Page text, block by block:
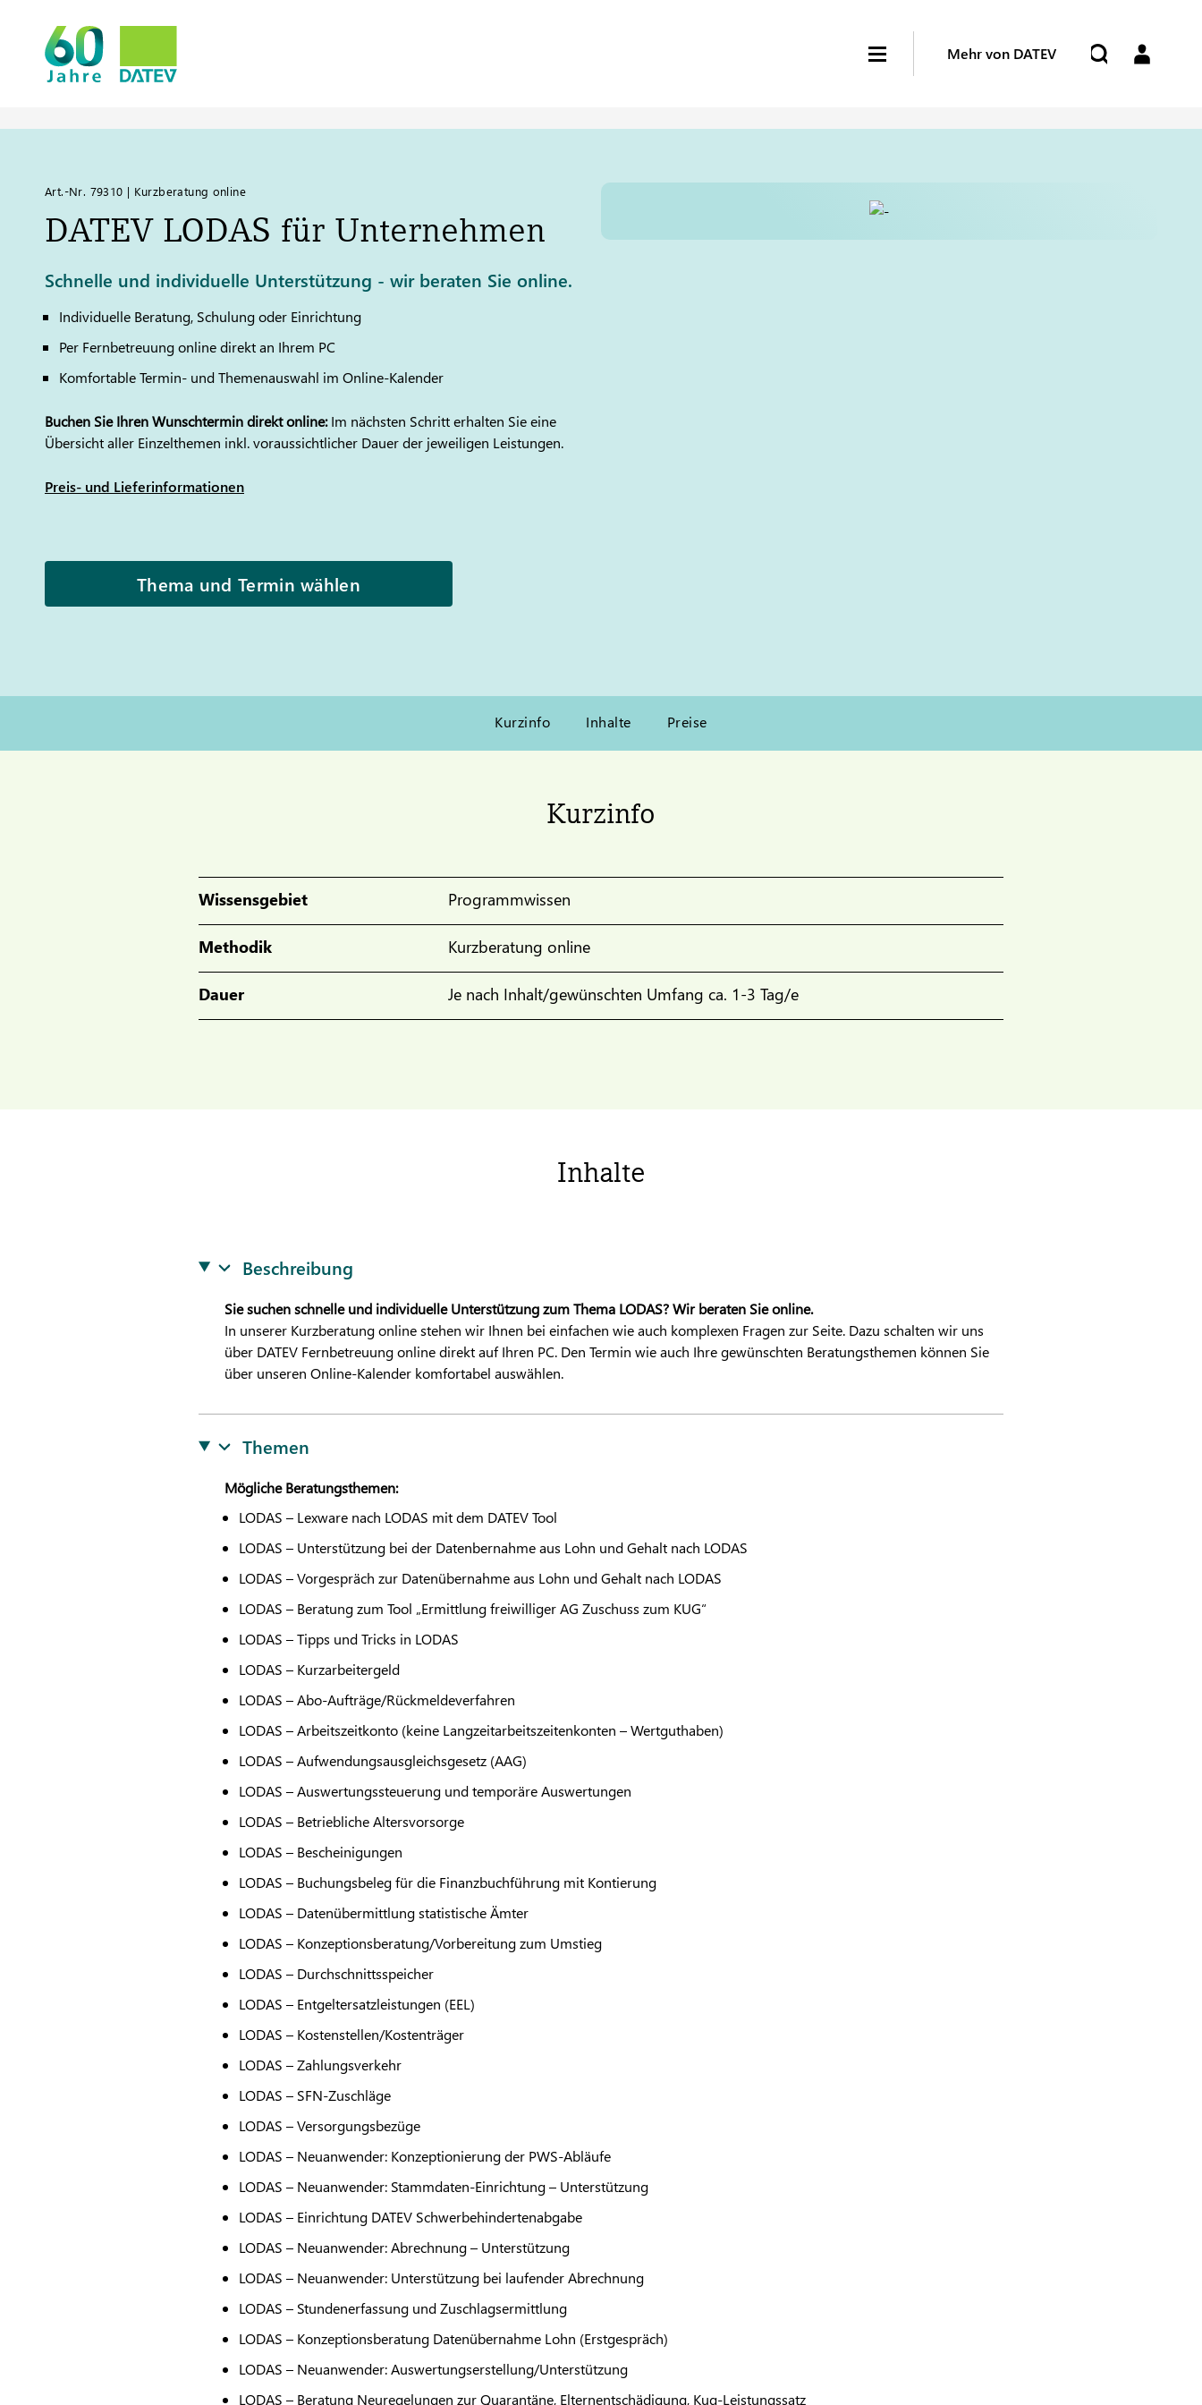
Mehr von DATEV
Art.-Nr. 79310 | Kurzberatung online
DATEV LODAS für Unternehmen
Schnelle und individuelle Unterstützung - wir beraten Sie online.
Individuelle Beratung, Schulung oder Einrichtung
Per Fernbetreuung online direkt an Ihrem PC
Komfortable Termin- und Themenauswahl im Online-Kalender
Buchen Sie Ihren Wunschtermin direkt online:Im nächsten Schritt erhalten Sie eine
Übersicht aller Einzelthemen inkl. voraussichtlicher Dauer der jeweiligen Leistungen.
Preis- und Lieferinformationen
Thema und Termin wählen
Kurzinfo Inhalte Preise
Kurzinfo
Wissensgebiet Programmwissen
Methodik Kurzberatung online
Dauer Je nach Inhalt/gewünschten Umfang ca. 1-3 Tag/e
Inhalte
Beschreibung
Sie suchen schnelle und individuelle Unterstützung zum Thema LODAS? Wir beraten Sie online.
In unserer Kurzberatung online stehen wir Ihnen bei einfachen wie auch komplexen Fragen zur Seite. Dazu schalten wir uns
über DATEVFernbetreuung online direkt auf Ihren PC. Den Termin wie auch Ihre gewünschten Beratungsthemen können Sie
über unseren Online-Kalender komfortabel auswählen.
Themen
Mögliche Beratungsthemen:
LODAS – Lexware nach LODAS mit dem DATEVTool
LODAS – Unterstützung bei der Datenbernahme aus Lohn und Gehalt nach LODAS
LODAS – Vorgespräch zur Datenübernahme aus Lohn und Gehalt nach LODAS
LODAS – Beratung zum Tool „Ermittlung freiwilliger AG Zuschuss zum KUG“
LODAS – Tipps und Tricks in LODAS
LODAS – Kurzarbeitergeld
LODAS – Abo-Aufträge/Rückmeldeverfahren
LODAS – Arbeitszeitkonto (keine Langzeitarbeitszeitenkonten – Wertguthaben)
LODAS – Aufwendungsausgleichsgesetz (AAG)
LODAS – Auswertungssteuerung und temporäre Auswertungen
LODAS – Betriebliche Altersvorsorge
LODAS – Bescheinigungen
LODAS – Buchungsbeleg für die Finanzbuchführung mit Kontierung
LODAS – Datenübermittlung statistische Ämter
LODAS – Konzeptionsberatung/Vorbereitung zum Umstieg
LODAS – Durchschnittsspeicher
LODAS – Entgeltersatzleistungen (EEL)
LODAS – Kostenstellen/Kostenträger
LODAS – Zahlungsverkehr
LODAS – SFN-Zuschläge
LODAS – Versorgungsbezüge
LODAS – Neuanwender: Konzeptionierung der PWS-Abläufe
LODAS – Neuanwender: Stammdaten-Einrichtung – Unterstützung
LODAS – Einrichtung DATEVSchwerbehindertenabgabe
LODAS – Neuanwender: Abrechnung – Unterstützung
LODAS – Neuanwender: Unterstützung bei laufender Abrechnung
LODAS – Stundenerfassung und Zuschlagsermittlung
LODAS – Konzeptionsberatung Datenübernahme Lohn (Erstgespräch)
LODAS – Neuanwender: Auswertungserstellung/Unterstützung
LODAS – Beratung Neuregelungen zur Quarantäne, Elternentschädigung, Kug-Leistungssatz